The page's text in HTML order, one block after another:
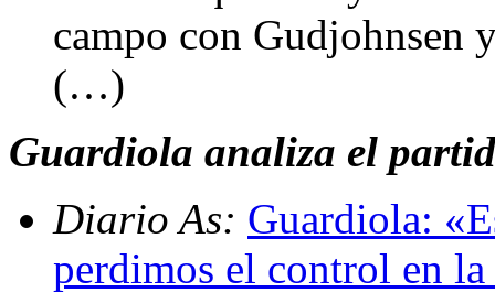
campo con Gudjohnsen
(…)
Guardiola analiza el
Diario As: Guardiola:
perdimos el control en la